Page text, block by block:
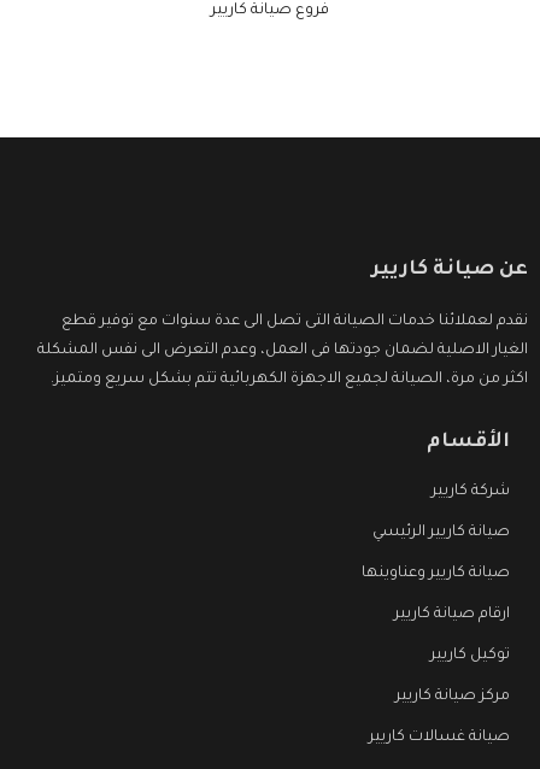
فروع صيانة كاريير
عن صيانة كاريير
نقدم لعملائنا خدمات الصيانة التى تصل الى عدة سنوات مع توفير قطع
الغيار الاصلية لضمان جودتها فى العمل، وعدم التعرض الى نفس المشكلة
اكثر من مرة، الصيانة لجميع الاجهزة الكهربائية تتم بشكل سريع ومتميز.
الأقسام
شركة كاريير
صيانة كاريير الرئيسي
صيانة كاريير وعناوينها
ارقام صيانة كاريير
توكيل كاريير
مركز صيانة كاريير
صيانة غسالات كاريير